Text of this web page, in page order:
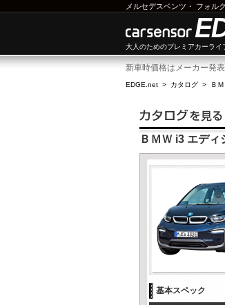
メルセデスベンツ ・ フォル
大人のためのプレミアカーラ
新車時価格はメーカー発
EDGE.net > カタログ > Ｂ
ＢＭＷ i3 エディ
基本スペック